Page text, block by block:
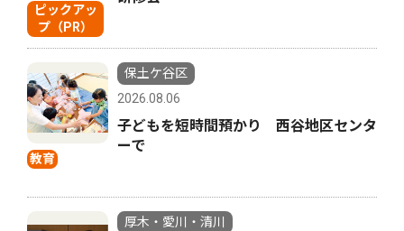
ピックアッ
プ（PR）
教育
保土ケ谷区
2026.08.06
子どもを短時間預かり 西谷地区センタ
ーで
厚木・愛川・清川